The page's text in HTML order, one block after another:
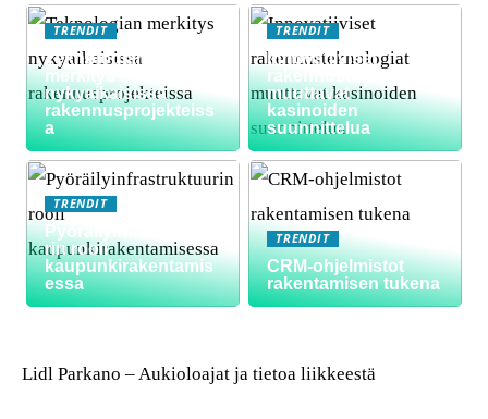
TRENDIT
Teknologian
merkitys
nykyaikaisissa
rakennusprojekteiss
a
TRENDIT
Innovatiiviset
rakennusteknologiat
muuttavat
kasinoiden
suunnittelua
TRENDIT
Pyöräilyinfrastruktuu
rin rooli
kaupunkirakentamis
essa
TRENDIT
CRM-ohjelmistot
rakentamisen tukena
Lidl Parkano – Aukioloajat ja tietoa liikkeestä